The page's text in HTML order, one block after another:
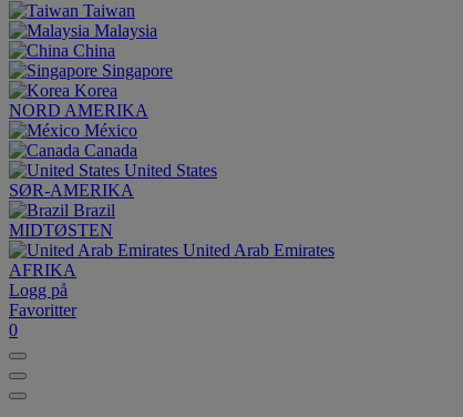
Taiwan
Malaysia
China
Singapore
Korea
NORD AMERIKA
México
Canada
United States
SØR-AMERIKA
Brazil
MIDTØSTEN
United Arab Emirates
AFRIKA
Logg på
Favoritter
0